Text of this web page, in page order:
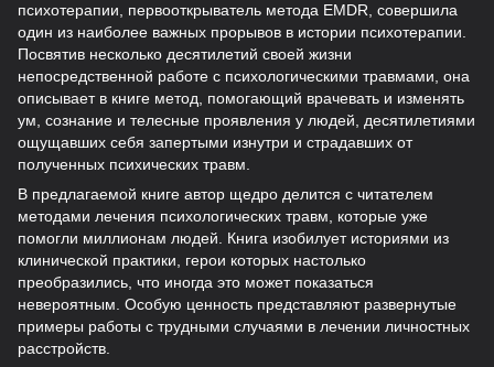
психотерапии, первооткрыватель метода EMDR, совершила
один из наиболее важных прорывов в истории психотерапии.
Посвятив несколько десятилетий своей жизни
непосредственной работе с психологическими травмами, она
описывает в книге метод, помогающий врачевать и изменять
ум, сознание и телесные проявления у людей, десятилетиями
ощущавших себя запертыми изнутри и страдавших от
полученных психических травм.
В предлагаемой книге автор щедро делится с читателем
методами лечения психологических травм, которые уже
помогли миллионам людей. Книга изобилует историями из
клинической практики, герои которых настолько
преобразились, что иногда это может показаться
невероятным. Особую ценность представляют развернутые
примеры работы с трудными случаями в лечении личностных
расстройств.